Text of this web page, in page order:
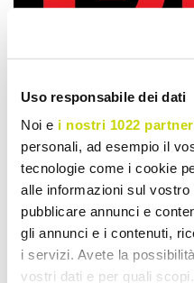
Uso responsabile dei dati
Noi e i nostri 1022 partner
personali, ad esempio il
tecnologie come i cookie
alle informazioni sul
pubblicare annunci e
gli annunci e i contenuti,
i servizi. Avete la
vostri dati e per quali
Take